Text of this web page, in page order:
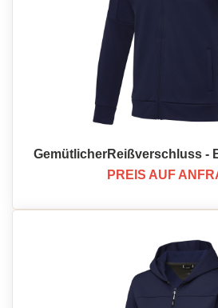
GemütlicherReißverschluss -
PREIS AUF